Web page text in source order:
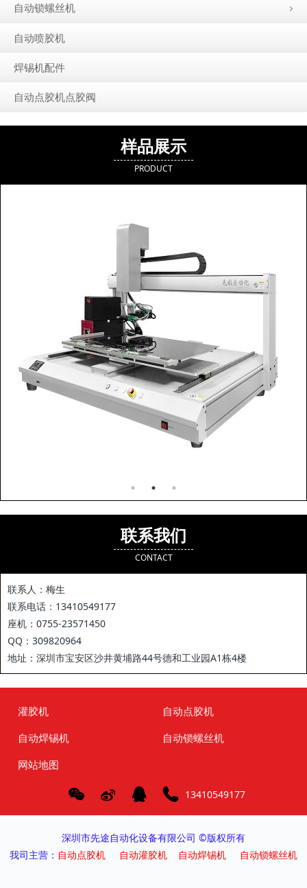
自动锁螺丝机
自动喷胶机
焊锡机配件
自动点胶机点胶阀
样品展示
PRODUCT
联系我们
CONTACT
联系人：梅生
联系电话：13410549177
座机：0755-23571450
QQ：309820964
地址：深圳市宝安区沙井黄埔路44号德和工业园A1栋4楼
灌胶机
自动点胶机
自动焊锡机
自动锁螺丝机
网站地图
13410549177
深圳市先途自动化设备有限公司 ©版权所有
我司主营： 自动点胶机 自动灌胶机 自动焊锡机 自动锁螺丝机